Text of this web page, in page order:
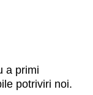
a primi
potriviri noi.